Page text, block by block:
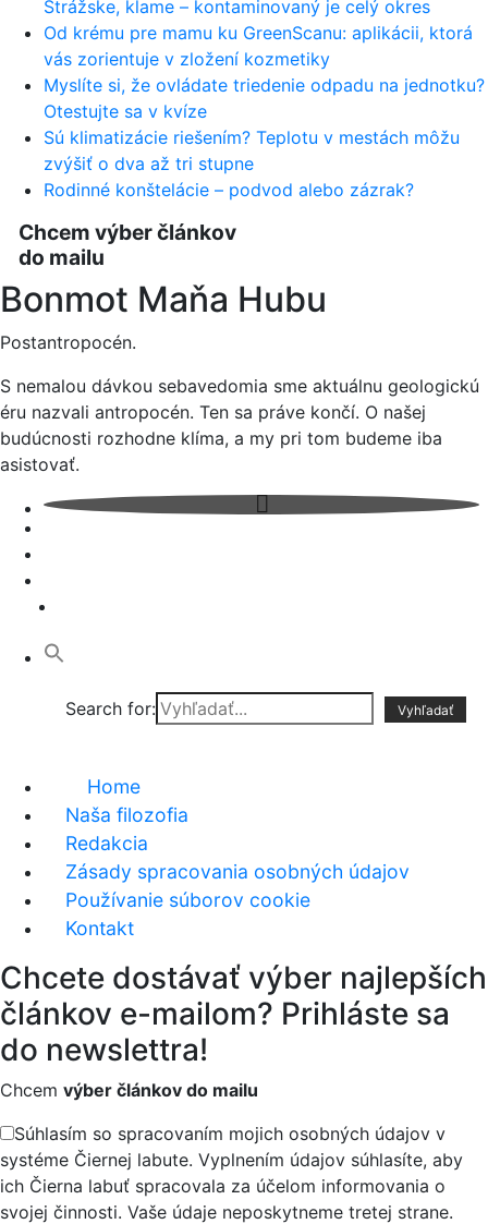
Strážske, klame – kontaminovaný je celý okres
Od krému pre mamu ku GreenScanu: aplikácii, ktorá
vás zorientuje v zložení kozmetiky
Myslíte si, že ovládate triedenie odpadu na jednotku?
Otestujte sa v kvíze
Sú klimatizácie riešením? Teplotu v mestách môžu
zvýšiť o dva až tri stupne
Rodinné konštelácie – podvod alebo zázrak?
Chcem výber článkov
do mailu
Bonmot Maňa Hubu
Postantropocén.
S nemalou dávkou sebavedomia sme aktuálnu geologickú
éru nazvali antropocén. Ten sa práve končí. O našej
budúcnosti rozhodne klíma, a my pri tom budeme iba
asistovať.
Search for:
Home
Naša filozofia
Redakcia
Zásady spracovania osobných údajov
Používanie súborov cookie
Kontakt
Chcete dostávať výber najlepších
článkov e-mailom? Prihláste sa
do newslettra!
Chcem výber článkov do mailu
Súhlasím so spracovaním mojich osobných údajov v
systéme Čiernej labute. Vyplnením údajov súhlasíte, aby
ich Čierna labuť spracovala za účelom informovania o
svojej činnosti. Vaše údaje neposkytneme tretej strane.